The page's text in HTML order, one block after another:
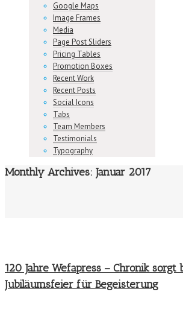
Google Maps
Image Frames
Media
Page Post Sliders
Pricing Tables
Promotion Boxes
Recent Work
Recent Posts
Social Icons
Tabs
Team Members
Testimonials
Typography
Monthly Archives: Januar 2017
120 Jahre Wefapress – Chronik sorgt
Jubiläumsfeier für Begeisterung